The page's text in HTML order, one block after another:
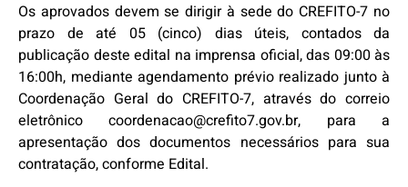
Os aprovados devem se dirigir à sede do CREFITO-7 no
prazo de até 05 (cinco) dias úteis, contados da
publicação deste edital na imprensa oficial, das 09:00 às
16:00h, mediante agendamento prévio realizado junto à
Coordenação Geral do CREFITO-7, através do correio
eletrônico coordenacao@crefito7.gov.br, para a
apresentação dos documentos necessários para sua
contratação, conforme Edital.